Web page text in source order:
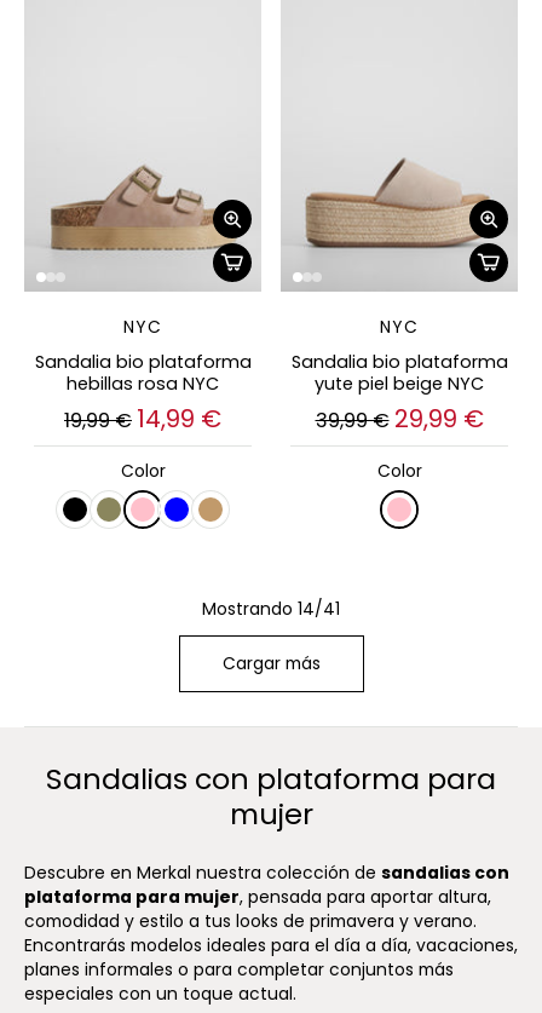
NYC
Sandalia bio plataforma
hebillas rosa NYC
19,99 € 14,99 €
Color
NYC
Sandalia bio plataforma
yute piel beige NYC
39,99 € 29,99 €
Color
Mostrando 14/41
Cargar más
Sandalias con plataforma para
mujer
Descubre en Merkal nuestra colección de sandalias con
plataforma para mujer, pensada para aportar altura,
comodidad y estilo a tus looks de primavera y verano.
Encontrarás modelos ideales para el día a día, vacaciones,
planes informales o para completar conjuntos más
especiales con un toque actual.